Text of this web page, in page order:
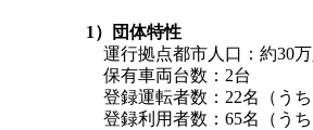
1）団体特性
運行拠点都市人口：約30
保有車両台数：2台
登録運転者数：22名（う
登録利用者数：65名（うち